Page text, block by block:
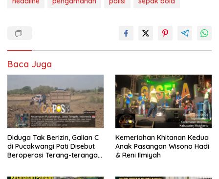
Baca Juga
Diduga Tak Berizin, Galian C
di Pucakwangi Pati Disebut
Beroperasi Terang-terangan,
Kemeriahan Khitanan Kedua
Anak Pasangan Wisono Hadi
& Reni Ilmiyah